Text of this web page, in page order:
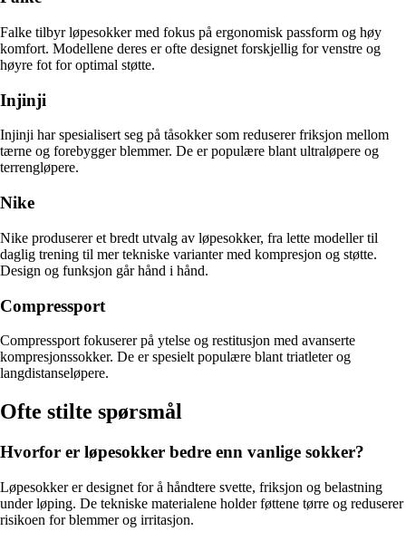
Falke tilbyr løpesokker med fokus på ergonomisk passform og høy
komfort. Modellene deres er ofte designet forskjellig for venstre og
høyre fot for optimal støtte.
Injinji
Injinji har spesialisert seg på tåsokker som reduserer friksjon mellom
tærne og forebygger blemmer. De er populære blant ultraløpere og
terrengløpere.
Nike
Nike produserer et bredt utvalg av løpesokker, fra lette modeller til
daglig trening til mer tekniske varianter med kompresjon og støtte.
Design og funksjon går hånd i hånd.
Compressport
Compressport fokuserer på ytelse og restitusjon med avanserte
kompresjonssokker. De er spesielt populære blant triatleter og
langdistanseløpere.
Ofte stilte spørsmål
Hvorfor er løpesokker bedre enn vanlige sokker?
Løpesokker er designet for å håndtere svette, friksjon og belastning
under løping. De tekniske materialene holder føttene tørre og reduserer
risikoen for blemmer og irritasjon.